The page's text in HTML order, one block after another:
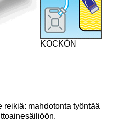
KOCKÒN
reikiä: mahdotonta työntää